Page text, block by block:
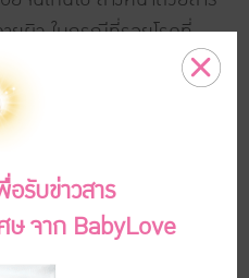
ายผิว ในกรณีที่รอยโรคที่
าหนีบ ในช่วงแรกที่มีการ
ตรียรอยด์ หลังจากเริ่มดีขึ้น
ต่อวันละ 2 ครั้งไปจนกว่า
ของ Selenium Sulfide,
อใช้ tioconzole ชนิดแชมพู
คดีขึ้น